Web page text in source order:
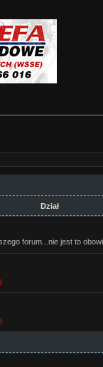
Dział
forum...nie jest to